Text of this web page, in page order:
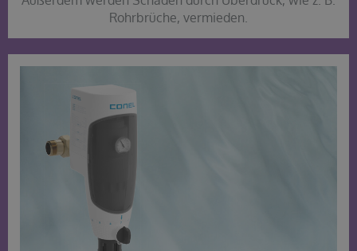
Rohrbrüche, vermieden.